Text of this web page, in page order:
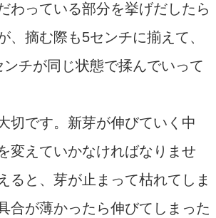
わっている部分を挙げだしたら
、摘む際も5センチに揃えて、
チが同じ状態で揉んでいって
切です。新芽が伸びていく中
変えていかなければなりませ
ると、芽が止まって枯れてしま
合が薄かったら伸びてしまった